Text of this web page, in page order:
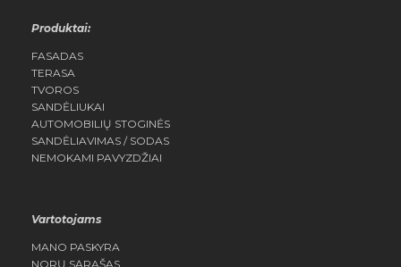
Produktai:
FASADAS
TERASA
TVOROS
SANDĖLIUKAI
AUTOMOBILIŲ STOGINĖS
SANDĖLIAVIMAS / SODAS
NEMOKAMI PAVYZDŽIAI
Vartotojams
MANO PASKYRA
NORŲ SĄRAŠAS